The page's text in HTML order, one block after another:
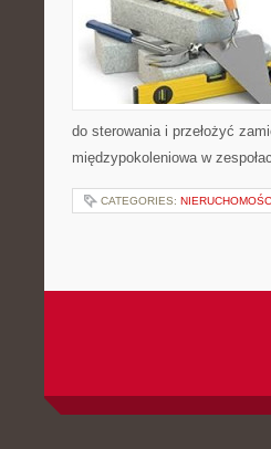
do sterowania i przełożyć
międzypokoleniowa w
CATEGORIES: